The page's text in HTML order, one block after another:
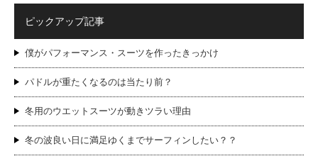
ピックアップ記事
僕がパフォーマンス・スーツを作ったきっかけ
パドルが重たくなるのは当たり前？
冬用のウエットスーツが動きツラい理由
冬の波良い日に満足ゆくまでサーフィンしたい？？